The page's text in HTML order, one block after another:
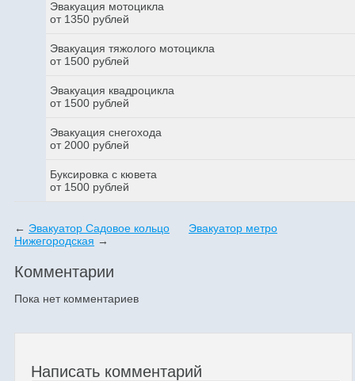
Эвакуация мотоцикла
от 1350 рублей
Эвакуация тяжолого мотоцикла
от 1500 рублей
Эвакуация квадроцикла
от 1500 рублей
Эвакуация снегохода
от 2000 рублей
Буксировка с кювета
от 1500 рублей
← Эвакуатор Садовое кольцо
Эвакуатор метро
Нижегородская →
Комментарии
Пока нет комментариев
Написать комментарий